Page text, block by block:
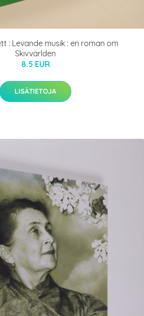
: Levande musik : en roman om
Skivvärlden
8.5 EUR
LISÄTIETOJA